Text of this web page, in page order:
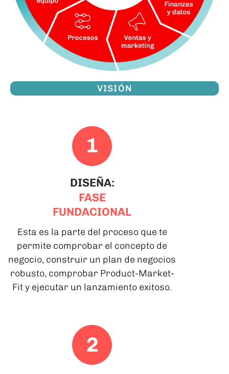
VISIÓN
DISEÑA:
FASE
FUNDACIONAL
Esta es la parte del proceso que te
permite comprobar el concepto de
negocio, construir un plan de negocios
robusto, comprobar Product-Market-
Fit y ejecutar un lanzamiento exitoso.